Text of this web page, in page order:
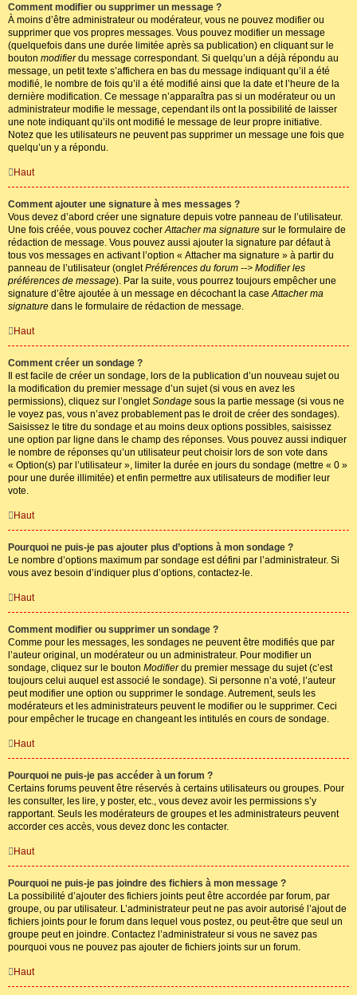
Comment modifier ou supprimer un message ?
À moins d’être administrateur ou modérateur, vous ne pouvez modifier ou
supprimer que vos propres messages. Vous pouvez modifier un message
(quelquefois dans une durée limitée après sa publication) en cliquant sur le
bouton modifierdu message correspondant. Si quelqu’un a déjà répondu au
message, un petit texte s’affichera en bas du message indiquant qu’il a été
modifié, le nombre de fois qu’il a été modifié ainsi que la date et l’heure de la
dernière modification. Ce message n’apparaîtra pas si un modérateur ou un
administrateur modifie le message, cependant ils ont la possibilité de laisser
une note indiquant qu’ils ont modifié le message de leur propre initiative.
Notez que les utilisateurs ne peuvent pas supprimer un message une fois que
quelqu’un y a répondu.
Haut
Comment ajouter une signature à mes messages ?
Vous devez d’abord créer une signature depuis votre panneau de l’utilisateur.
Une fois créée, vous pouvez cocherAttacher ma signature sur le formulaire de
rédaction de message. Vous pouvez aussi ajouter la signature par défaut à
tous vos messages en activant l’option « Attacher ma signature » à partir du
panneau de l’utilisateur (ongletPréférences du forum --> Modifier les
préférences de message). Par la suite, vous pourrez toujours empêcher une
signature d’être ajoutée à un message en décochant la caseAttacher ma
signature dans le formulaire de rédaction de message.
Haut
Comment créer un sondage ?
Il est facile de créer un sondage, lors de la publication d’un nouveau sujet ou
la modification du premier message d’un sujet (si vous en avez les
permissions), cliquez sur l’ongletSondage sous la partie message (si vous ne
le voyez pas, vous n’avez probablement pas le droit de créer des sondages).
Saisissez le titre du sondage et au moins deux options possibles, saisissez
une option par ligne dans le champ des réponses. Vous pouvez aussi indiquer
le nombre de réponses qu’un utilisateur peut choisir lors de son vote dans
« Option(s) par l’utilisateur », limiter la durée en jours du sondage (mettre « 0 »
pour une durée illimitée) et enfin permettre aux utilisateurs de modifier leur
vote.
Haut
Pourquoi ne puis-je pas ajouter plus d’options à mon sondage ?
Le nombre d’options maximum par sondage est défini par l’administrateur. Si
vous avez besoin d’indiquer plus d’options, contactez-le.
Haut
Comment modifier ou supprimer un sondage ?
Comme pour les messages, les sondages ne peuvent être modifiés que par
l’auteur original, un modérateur ou un administrateur. Pour modifier un
sondage, cliquez sur le bouton Modifierdu premier message du sujet (c’est
toujours celui auquel est associé le sondage). Si personne n’a voté, l’auteur
peut modifier une option ou supprimer le sondage. Autrement, seuls les
modérateurs et les administrateurs peuvent le modifier ou le supprimer. Ceci
pour empêcher le trucage en changeant les intitulés en cours de sondage.
Haut
Pourquoi ne puis-je pas accéder à un forum ?
Certains forums peuvent être réservés à certains utilisateurs ou groupes. Pour
les consulter, les lire, y poster, etc., vous devez avoir les permissions s’y
rapportant. Seuls les modérateurs de groupes et les administrateurs peuvent
accorder ces accès, vous devez donc les contacter.
Haut
Pourquoi ne puis-je pas joindre des fichiers à mon message ?
La possibilité d’ajouter des fichiers joints peut être accordée par forum, par
groupe, ou par utilisateur. L’administrateur peut ne pas avoir autorisé l’ajout de
fichiers joints pour le forum dans lequel vous postez, ou peut-être que seul un
groupe peut en joindre. Contactez l’administrateur si vous ne savez pas
pourquoi vous ne pouvez pas ajouter de fichiers joints sur un forum.
Haut